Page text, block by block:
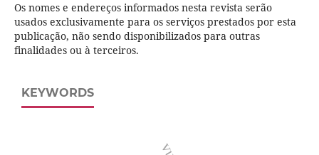
Os nomes e endereços informados nesta revista serão
usados exclusivamente para os serviços prestados por esta
publicação, não sendo disponibilizados para outras
finalidades ou à terceiros.
KEYWORDS